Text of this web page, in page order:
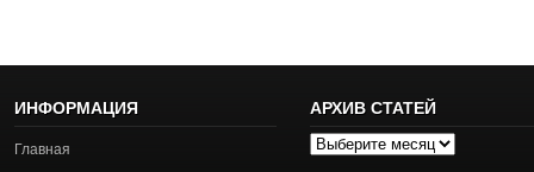
ИНФОРМАЦИЯ
Главная
АРХИВ СТАТЕЙ
Архив